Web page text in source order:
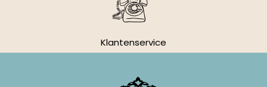
Klantenservice